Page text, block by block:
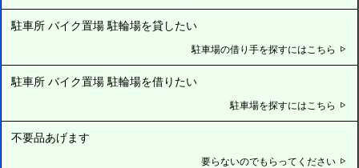
駐車所 バイク置場 駐輪場を貸したい
駐車場の借り手を探すにはこちら
駐車所 バイク置場 駐輪場を借りたい
駐車場を探すにはこちら
不要品あげます
要らないのでもらってください